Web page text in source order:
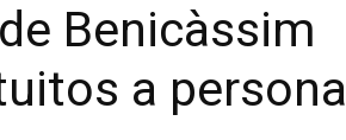
Benicàssim
a personal